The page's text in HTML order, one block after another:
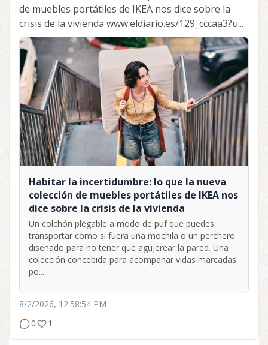
de muebles portátiles de IKEA nos dice sobre la
crisis de la vivienda www.eldiario.es/129_cccaa3?u...
Habitar la incertidumbre: lo que la nueva
colección de muebles portátiles de IKEA nos
dice sobre la crisis de la vivienda
Un colchón plegable a modo de puf que puedes
transportar como si fuera una mochila o un perchero
diseñado para no tener que agujerear la pared. Una
colección concebida para acompañar vidas marcadas
po...
8/2/2026, 12:58:54 PM
0
1